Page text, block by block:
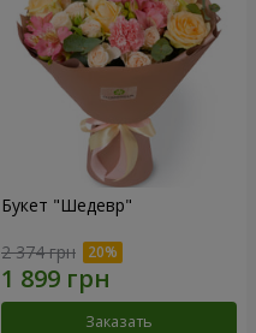
Букет "Шедевр"
2 374 грн
Заказать